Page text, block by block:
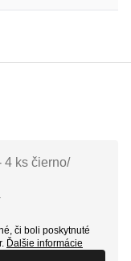
4 ks čierno/
či boli poskytnuté
Ďalšie informácie